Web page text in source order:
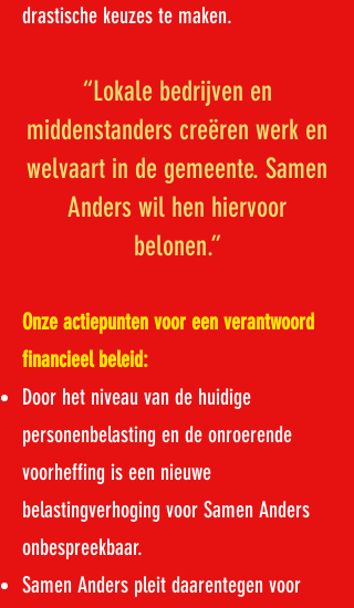
drastische keuzes te maken.
“Lokale bedrijven en
middenstanders creëren werk en
welvaart in de gemeente. Samen
Anders wil hen hiervoor
belonen.”
Onze actiepunten voor een verantwoord
financieel beleid:
Door het niveau van de huidige
personenbelasting en de onroerende
voorheffing is een nieuwe
belastingverhoging voor Samen Anders
onbespreekbaar.
Samen Anders pleit daarentegen voor